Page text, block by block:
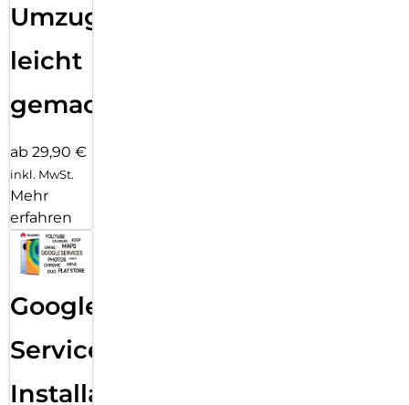
Umzug
leicht
gemacht!
ab 29,90 €
inkl. MwSt.
Mehr
erfahren
Google
Services
Installation